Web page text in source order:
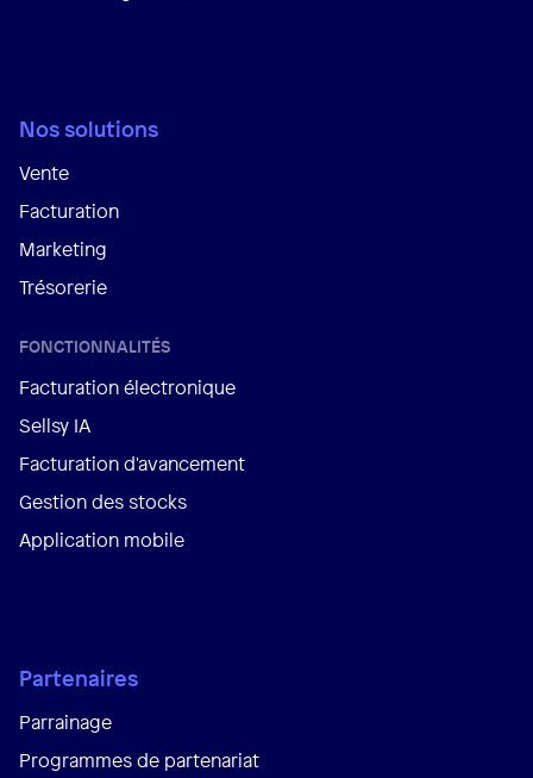
Nos solutions
Vente
Facturation
Marketing
Trésorerie
FONCTIONNALITÉS
Facturation électronique
Sellsy IA
Facturation d'avancement
Gestion des stocks
Application mobile
Partenaires
Parrainage
Programmes de partenariat